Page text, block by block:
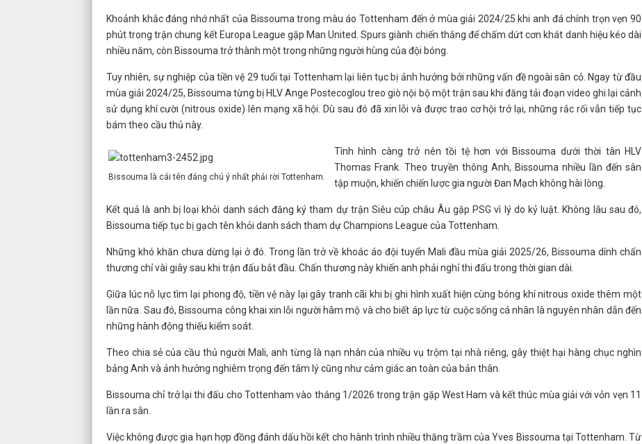
Khoảnh khắc đáng nhớ nhất của Bissouma trong màu áo Tottenham đến ở mùa giải 2024/25 khi anh đá chính trọn vẹn 90
phút trong trận chung kết Europa League gặp Man United. Spurs giành chiến thắng để chấm dứt cơn khát danh hiệu kéo dài
nhiều năm, còn Bissouma trở thành một trong những người hùng của đội bóng.
Tuy nhiên, sự nghiệp của tiền vệ 29 tuổi tại Tottenham lại liên tục bị ảnh hưởng bởi những vấn đề ngoài sân cỏ. Ngay từ đầu
mùa giải 2024/25, Bissouma từng bị HLV Ange Postecoglou treo giò nội bộ một trận sau khi đăng tải đoạn video ghi lại cảnh
sử dụng khí cười (nitrous oxide) lên mạng xã hội. Dù sau đó đã xin lỗi và được trao cơ hội trở lại, những rắc rối vẫn tiếp tục
bám theo cầu thủ này.
Bissouma là cái tên đáng chú ý nhất phải rời Tottenham.
Tình hình càng trở nên tồi tệ hơn với Bissouma dưới thời tân HLV
Thomas Frank. Theo truyền thông Anh, Bissouma nhiều lần đến sân
tập muộn, khiến chiến lược gia người Đan Mạch không hài lòng.
Kết quả là anh bị loại khỏi danh sách đăng ký tham dự trận Siêu cúp châu Âu gặp PSG vì lý do kỷ luật. Không lâu sau đó,
Bissouma tiếp tục bị gạch tên khỏi danh sách tham dự Champions League của Tottenham.
Những khó khăn chưa dừng lại ở đó. Trong lần trở về khoác áo đội tuyển Mali đầu mùa giải 2025/26, Bissouma dính chấn
thương chỉ vài giây sau khi trận đấu bắt đầu. Chấn thương này khiến anh phải nghỉ thi đấu trong thời gian dài.
Giữa lúc nỗ lực tìm lại phong độ, tiền vệ này lại gây tranh cãi khi bị ghi hình xuất hiện cùng bóng khí nitrous oxide thêm một
lần nữa. Sau đó, Bissouma công khai xin lỗi người hâm mộ và cho biết áp lực từ cuộc sống cá nhân là nguyên nhân dẫn đến
những hành động thiếu kiểm soát.
Theo chia sẻ của cầu thủ người Mali, anh từng là nạn nhân của nhiều vụ trộm tại nhà riêng, gây thiệt hại hàng chục nghìn
bảng Anh và ảnh hưởng nghiêm trọng đến tâm lý cũng như cảm giác an toàn của bản thân.
Bissouma chỉ trở lại thi đấu cho Tottenham vào tháng 1/2026 trong trận gặp West Ham và kết thúc mùa giải với vỏn vẹn 11
lần ra sân.
Việc không được gia hạn hợp đồng đánh dấu hồi kết cho hành trình nhiều thăng trầm của Yves Bissouma tại Tottenham. Từ